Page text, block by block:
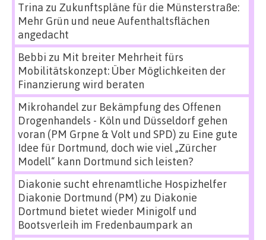
Trina zu Zukunftspläne für die Münsterstraße:
Mehr Grün und neue Aufenthaltsflächen
angedacht
Bebbi zu Mit breiter Mehrheit fürs
Mobilitätskonzept: Über Möglichkeiten der
Finanzierung wird beraten
Mikrohandel zur Bekämpfung des Offenen
Drogenhandels - Köln und Düsseldorf gehen
voran (PM Grpne & Volt und SPD) zu Eine gute
Idee für Dortmund, doch wie viel „Zürcher
Modell“ kann Dortmund sich leisten?
Diakonie sucht ehrenamtliche Hospizhelfer
Diakonie Dortmund (PM) zu Diakonie
Dortmund bietet wieder Minigolf und
Bootsverleih im Fredenbaumpark an